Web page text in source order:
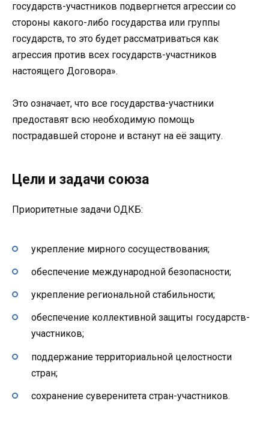
государств-участников подвергнется агрессии со
стороны какого-либо государства или группы
государств, то это будет рассматриваться как
агрессия против всех государств-участников
настоящего Договора».
Это означает, что все государства-участники
предоставят всю необходимую помощь
пострадавшей стороне и встанут на её защиту.
Цели и задачи союза
Приоритетные задачи ОДКБ:
укрепление мирного сосуществования;
обеспечение международной безопасности;
укрепление региональной стабильности;
обеспечение коллективной защиты государств-
участников;
поддержание территориальной целостности
стран;
сохранение суверенитета стран-участников.